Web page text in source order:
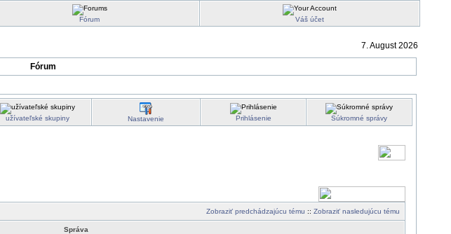
Fórum Váš účet
7. August 2026
Fórum
užívateľské skupiny Nastavenie Prihlásenie Súkromné správy
Zobraziť predchádzajúcu tému :: Zobraziť nasledujúcu tému
Správa